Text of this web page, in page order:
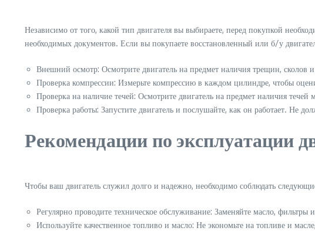
Независимо от того, какой тип двигателя вы выбираете, перед покупкой
необходимых документов. Если вы покупаете восстановленный или б/у
Внешний осмотр: Осмотрите двигатель на предмет наличия трещин, сколов
Проверка компрессии: Измерьте компрессию в каждом цилиндре, чтобы
Проверка на наличие течей: Осмотрите двигатель на предмет наличия
Проверка работы: Запустите двигатель и послушайте, как он работает. Не
Рекомендации по эксплуатации
Чтобы ваш двигатель служил долго и надежно, необходимо соблюдать
Регулярно проводите техническое обслуживание: Заменяйте масло, фильтры
Используйте качественное топливо и масло: Не экономьте на топливе и